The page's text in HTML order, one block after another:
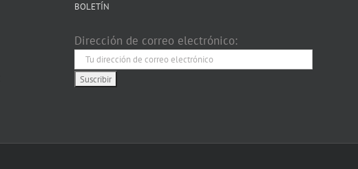
BOLETÍN
Dirección de correo electrónico: